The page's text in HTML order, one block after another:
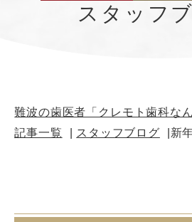
スタッフ
難波の歯医者「クレモト歯科な
記事一覧
スタッフブログ 新